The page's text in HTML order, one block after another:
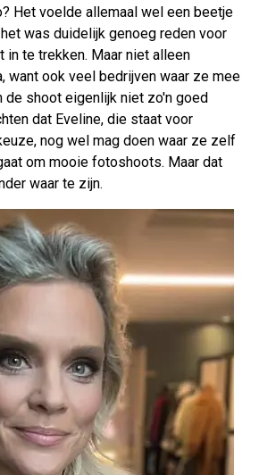
Het voelde allemaal wel een beetje
was duidelijk genoeg reden voor
in te trekken. Maar niet alleen
want ook veel bedrijven waar ze mee
de shoot eigenlijk niet zo'n goed
dat Eveline, die staat voor
nog wel mag doen waar ze zelf
om mooie fotoshoots. Maar dat
waar te zijn.